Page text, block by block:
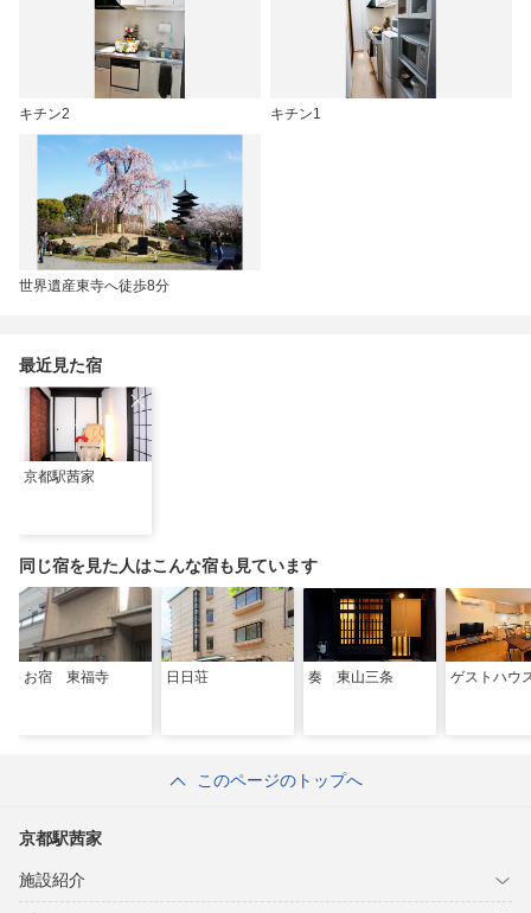
キチン2 キチン1
世界遺産東寺へ徒歩8分
最近見た宿
京都駅茜家
同じ宿を見た人はこんな宿も見ています
お宿 東福寺 日日荘 奏 東山三条 ゲストハウ
このページのトップへ
京都駅茜家
施設紹介